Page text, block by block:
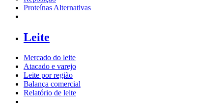
Proteínas Alternativas
Leite
Mercado do leite
Atacado e varejo
Leite por região
Balança comercial
Relatório de leite